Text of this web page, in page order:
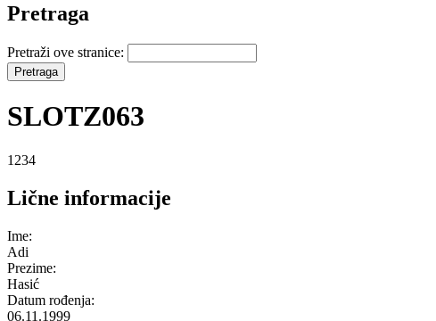
Pretraga
Pretraži ove stranice:
SLOTZ063
1234
Lične informacije
Ime:
Adi
Prezime:
Hasić
Datum rođenja:
06.11.1999